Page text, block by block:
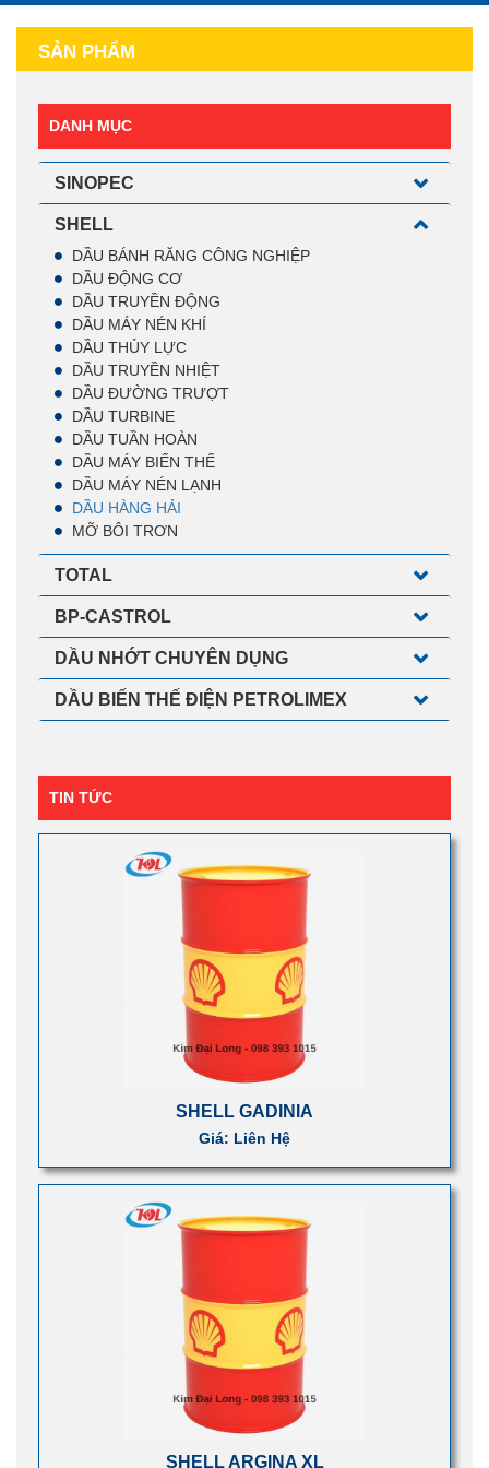
SẢN PHẨM
DANH MỤC
SINOPEC
SHELL
DẦU BÁNH RĂNG CÔNG NGHIỆP
DẦU ĐỘNG CƠ
DẦU TRUYỀN ĐỘNG
DẦU MÁY NÉN KHÍ
DẦU THỦY LỰC
DẦU TRUYỀN NHIỆT
DẦU ĐƯỜNG TRƯỢT
DẦU TURBINE
DẦU TUẦN HOÀN
DẦU MÁY BIẾN THẾ
DẦU MÁY NÉN LẠNH
DẦU HÀNG HẢI
MỠ BÔI TRƠN
TOTAL
BP-CASTROL
DẦU NHỚT CHUYÊN DỤNG
DẦU BIẾN THẾ ĐIỆN PETROLIMEX
TIN TỨC
SHELL GADINIA
Giá: Liên Hệ
SHELL ARGINA XL